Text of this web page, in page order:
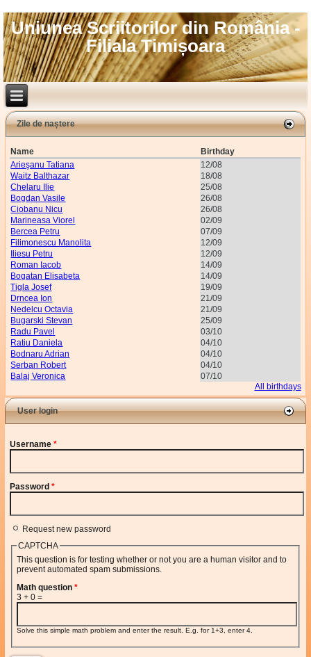
Uniunea Scriitorilor din România -
Filiala Timișoara
Zile de naștere
Name
Birthday
Arieşanu Tatiana
12/08
Waitz Balthazar
18/08
Chelaru Ilie
25/08
Bogdan Vasile
26/08
Ciobanu Nicu
26/08
Marineasa Viorel
02/09
Bercea Petru
07/09
Filimonescu Manolita
12/09
Iliesu Petru
12/09
Roman Iacob
14/09
Bogatan Elisabeta
14/09
Tigla Josef
19/09
Drncea Ion
21/09
Nedelcu Octavia
21/09
Bugarski Stevan
25/09
Radu Pavel
03/10
Ratiu Daniela
04/10
Bodnaru Adrian
04/10
Serban Robert
04/10
Balaj Veronica
07/10
All birthdays
User login
Username*
Password*
Request new password
CAPTCHA
This question is for testing whether or not you are a human visitor and to
prevent automated spam submissions.
Math question*
3 + 0 =
Solve this simple math problem and enter the result. E.g. for 1+3, enter 4.